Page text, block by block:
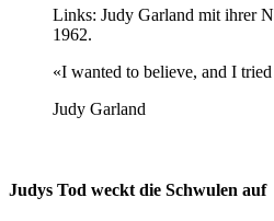
Links: Judy Garland mit ihrer
1962.
«I wanted to believe, and I
Judy Garland
Judys Tod weckt die Schwulen auf